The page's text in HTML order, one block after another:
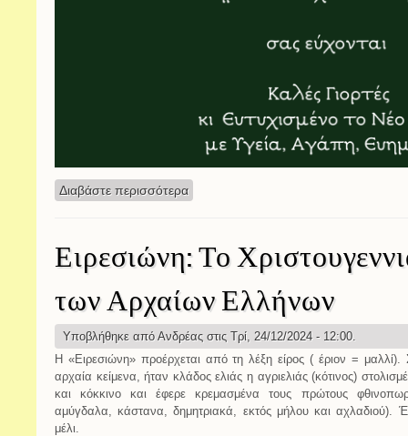
Διαβάστε περισσότερα
Ειρεσιώνη: Το
των Αρχαίων Ελλήνων
Υποβλήθηκε από Ανδρέας στις Τρί, 24/12/2024 - 12:00.
Η «Ειρεσιώνη» προέρχεται από τη λέξη είρος ( έριον =
αρχαία κείμενα, ήταν κλάδος ελιάς η αγριελιάς (κότινος)
και κόκκινο και έφερε κρεμασμένα τους πρώτους
αμύγδαλα, κάστανα, δημητριακά, εκτός μήλου και αχλαδιού).
μέλι.